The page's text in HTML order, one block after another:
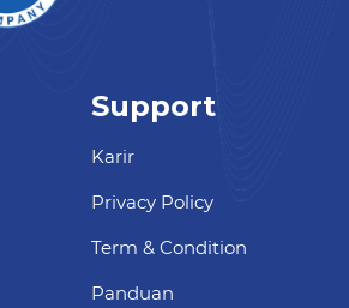
Support
Karir
Privacy Policy
Term & Condition
Panduan